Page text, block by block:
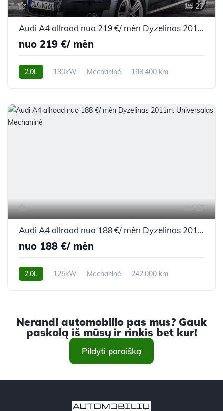
27
Audi A4 allroad nuo 219 €/ mėn Dyzelinas 2012m. Universalas Mechaninė
nuo 219 €/ mėn
2.0L 130kW Mechaninė
198,400 km
17
Audi A4 allroad nuo 188 €/ mėn Dyzelinas 2011m. Universalas Mechaninė
nuo 188 €/ mėn
2.0L 125kW Mechaninė
242,000 km
Nerandi automobilio pas mus? Gauk
paskolą iš mūsų ir rinkis bet kur!
Pildyti paraišką